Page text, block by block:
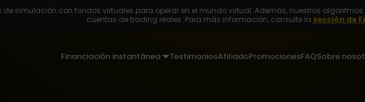
de simulación con fondos virtuales para operar en el mundo virtual. Además, nuestros
cuentas de trading reales. Para más información, consulte la sección de
Financiación instantánea TestimoniosAfiliadoPromocionesFAQSobre